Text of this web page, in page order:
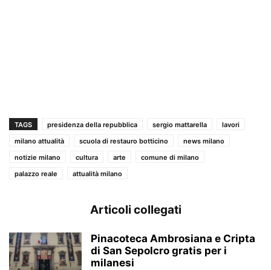
TAGS presidenza della repubblica sergio mattarella
lavori
milano attualità
scuola di restauro botticino
news milano
notizie milano
cultura arte
comune di milano
palazzo reale
attualità milano
Articoli collegati
Pinacoteca Ambrosiana e Cripta
di San Sepolcro gratis per i
milanesi